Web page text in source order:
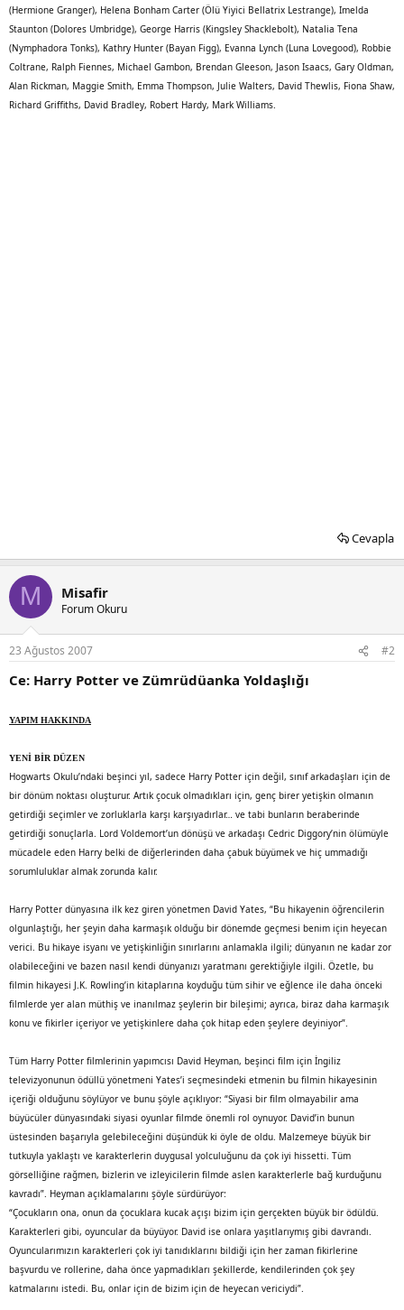
(Hermione Granger), Helena Bonham Carter (Ölü Yiyici Bellatrix Lestrange), Imelda
Staunton (Dolores Umbridge), George Harris (Kingsley Shacklebolt), Natalia Tena
(Nymphadora Tonks), Kathry Hunter (Bayan Figg), Evanna Lynch (Luna Lovegood), Robbie
Coltrane, Ralph Fiennes, Michael Gambon, Brendan Gleeson, Jason Isaacs, Gary Oldman,
Alan Rickman, Maggie Smith, Emma Thompson, Julie Walters, David Thewlis, Fiona Shaw,
Richard Griffiths, David Bradley, Robert Hardy, Mark Williams.
Cevapla
M Misafir
Forum Okuru
23 Ağustos 2007 #2
Ce: Harry Potter ve Zümrüdüanka Yoldaşlığı
YAPIM HAKKINDA
YENİ BİR DÜZEN
Hogwarts Okulu’ndaki beşinci yıl, sadece Harry Potter için değil, sınıf arkadaşları için de
bir dönüm noktası oluşturur. Artık çocuk olmadıkları için, genç birer yetişkin olmanın
getirdiği seçimler ve zorluklarla karşı karşıyadırlar… ve tabi bunların beraberinde
getirdiği sonuçlarla. Lord Voldemort’un dönüşü ve arkadaşı Cedric Diggory’nin ölümüyle
mücadele eden Harry belki de diğerlerinden daha çabuk büyümek ve hiç ummadığı
sorumluluklar almak zorunda kalır.
Harry Potter dünyasına ilk kez giren yönetmen David Yates, “Bu hikayenin öğrencilerin
olgunlaştığı, her şeyin daha karmaşık olduğu bir dönemde geçmesi benim için heyecan
verici. Bu hikaye isyanı ve yetişkinliğin sınırlarını anlamakla ilgili; dünyanın ne kadar zor
olabileceğini ve bazen nasıl kendi dünyanızı yaratmanı gerektiğiyle ilgili. Özetle, bu
filmin hikayesi J.K. Rowling’in kitaplarına koyduğu tüm sihir ve eğlence ile daha önceki
filmlerde yer alan müthiş ve inanılmaz şeylerin bir bileşimi; ayrıca, biraz daha karmaşık
konu ve fikirler içeriyor ve yetişkinlere daha çok hitap eden şeylere deyiniyor”.
Tüm Harry Potter filmlerinin yapımcısı David Heyman, beşinci film için İngiliz
televizyonunun ödüllü yönetmeni Yates’i seçmesindeki etmenin bu filmin hikayesinin
içeriği olduğunu söylüyor ve bunu şöyle açıklıyor: “Siyasi bir film olmayabilir ama
büyücüler dünyasındaki siyasi oyunlar filmde önemli rol oynuyor. David’in bunun
üstesinden başarıyla gelebileceğini düşündük ki öyle de oldu. Malzemeye büyük bir
tutkuyla yaklaştı ve karakterlerin duygusal yolculuğunu da çok iyi hissetti. Tüm
görselliğine rağmen, bizlerin ve izleyicilerin filmde aslen karakterlerle bağ kurduğunu
kavradı”. Heyman açıklamalarını şöyle sürdürüyor:
“Çocukların ona, onun da çocuklara kucak açışı bizim için gerçekten büyük bir ödüldü.
Karakterleri gibi, oyuncular da büyüyor. David ise onlara yaşıtlarıymış gibi davrandı.
Oyuncularımızın karakterleri çok iyi tanıdıklarını bildiği için her zaman fikirlerine
başvurdu ve rollerine, daha önce yapmadıkları şekillerde, kendilerinden çok şey
katmalarını istedi. Bu, onlar için de bizim için de heyecan vericiydi”.